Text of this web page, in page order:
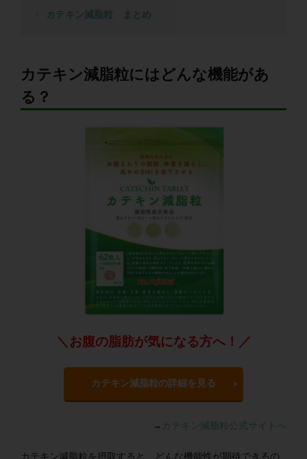
カテキン減脂粒 まとめ
カテキン減脂粒にはどんな機能があ
る？
＼お腹の脂肪が気になる方へ！／
カテキン減脂粒の詳細を見る
→ カテキン減脂粒公式サイトへ
カテキン減脂粒を摂取すると、どんな機能性が期待できるの